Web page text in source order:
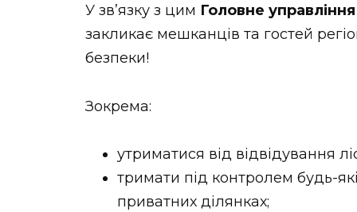
У зв’язку з цим Головне
закликає мешканців та гостей
безпеки!
Зокрема:
утриматися від відвідування
тримати під контролем будь-
приватних ділянках;